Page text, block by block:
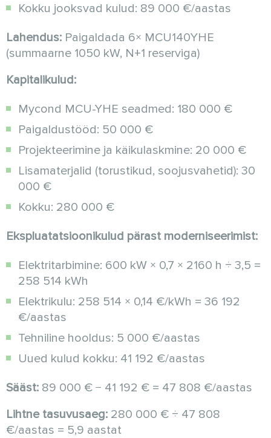
Kokku jooksvad kulud: 89 000 €/aastas
Lahendus: Paigaldada 6× MCU140YHE
(summaarne 1050 kW, N+1 reserviga)
Kapitalikulud:
Mycond MCU-YHE seadmed: 180 000 €
Paigaldustööd: 50 000 €
Projekteerimine ja käikulaskmine: 20 000 €
Lisamaterjalid (torustikud, soojusvahetid): 30
000 €
Kokku: 280 000 €
Ekspluatatsioonikulud pärast moderniseerimist:
Elektritarbimine: 600 kW × 0,7 × 2160 h ÷ 3,5 =
258 514 kWh
Elektrikulu: 258 514 × 0,14 €/kWh = 36 192
€/aastas
Tehniline hooldus: 5 000 €/aastas
Uued kulud kokku: 41 192 €/aastas
Sääst: 89 000 € − 41 192 € = 47 808 €/aastas
Lihtne tasuvusaeg: 280 000 € ÷ 47 808
€/aastas = 5,9 aastat